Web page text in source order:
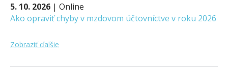
5. 10. 2026 | Online
Ako opraviť chyby v mzdovom účtovníctve v roku 2026
Zobraziť ďalšie